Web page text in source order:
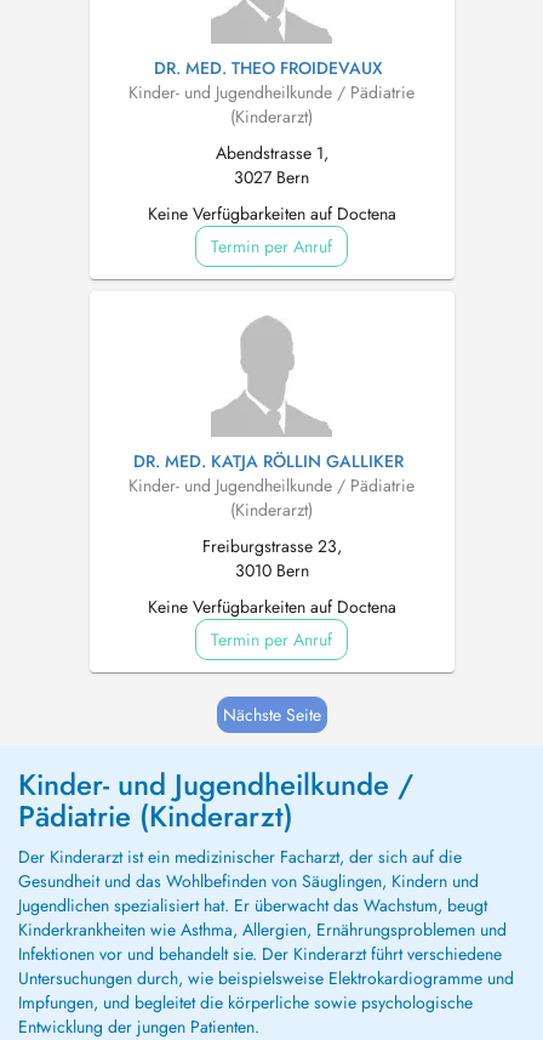
DR. MED. THEO FROIDEVAUX
Kinder- und Jugendheilkunde / Pädiatrie
(Kinderarzt)
Abendstrasse 1,
3027 Bern
Keine Verfügbarkeiten auf Doctena
Termin per Anruf
DR. MED. KATJA RÖLLIN GALLIKER
Kinder- und Jugendheilkunde / Pädiatrie
(Kinderarzt)
Freiburgstrasse 23,
3010 Bern
Keine Verfügbarkeiten auf Doctena
Termin per Anruf
Nächste Seite
Kinder- und Jugendheilkunde /
Pädiatrie (Kinderarzt)
Der Kinderarzt ist ein medizinischer Facharzt, der sich auf die
Gesundheit und das Wohlbefinden von Säuglingen, Kindern und
Jugendlichen spezialisiert hat. Er überwacht das Wachstum, beugt
Kinderkrankheiten wie Asthma, Allergien, Ernährungsproblemen und
Infektionen vor und behandelt sie. Der Kinderarzt führt verschiedene
Untersuchungen durch, wie beispielsweise Elektrokardiogramme und
Impfungen, und begleitet die körperliche sowie psychologische
Entwicklung der jungen Patienten.